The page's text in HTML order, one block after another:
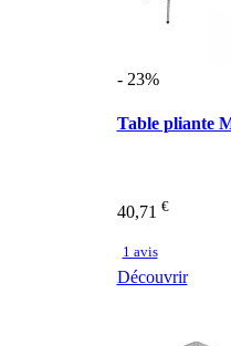
- 23%
Table pliante
40,71 €
1 avis
Découvrir